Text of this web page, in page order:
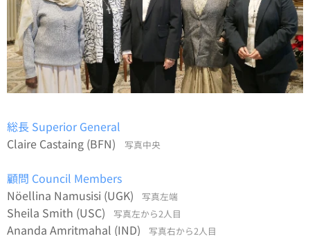
総長 Superior General
Claire Castaing (BFN) 写真中央
顧問 Council Members
Nöellina Namusisi (UGK)
写真左端
Sheila Smith (USC) 写真左から2人目
Ananda Amritmahal (IND) 写真右から2人目